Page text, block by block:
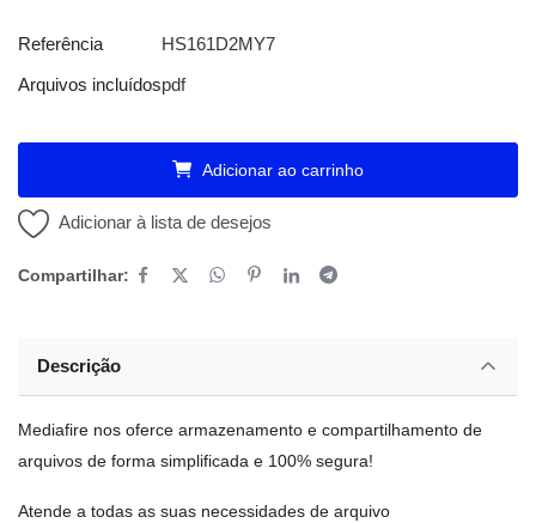
Referência
HS161D2MY7
Arquivos incluídospdf
Adicionar ao carrinho
Adicionar à lista de desejos
Compartilhar:
Descrição
Mediafire nos oferce armazenamento e compartilhamento de
arquivos de forma simplificada e 100% segura!
Atende a todas as suas necessidades de arquivo